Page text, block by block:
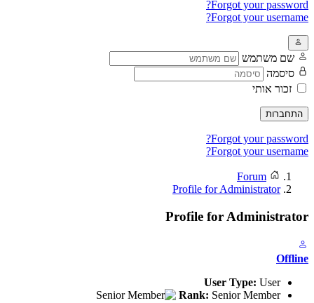
Forgot your password?
Forgot your username?
שם משתמש
סיסמה
זכור אותי
התחברות
Forgot your password?
Forgot your username?
Forum
Profile for Administrator
Profile for Administrator
Offline
User Type: User
Rank: Senior Member